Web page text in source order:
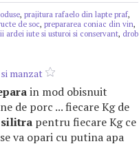
, prajitura rafaelo din lapte praf,
de soc, prepararea coniac din vin,
ardei iute si usturoi si conservant, drob
manzat
in mod obisnuit
de porc ... fiecare Kg de
silitra pentru fiecare Kg ce
va opari cu putina apa